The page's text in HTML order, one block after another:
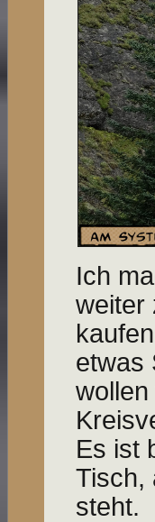
Ich
weiter
etwas
Es ist
Tisch,
steht.